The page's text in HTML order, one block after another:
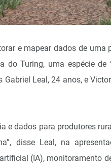
e mapear dados de uma
Turing, uma espécie de
Leal, 24 anos, e
e dados para produtores
disse Leal, na
(IA), monitoramento